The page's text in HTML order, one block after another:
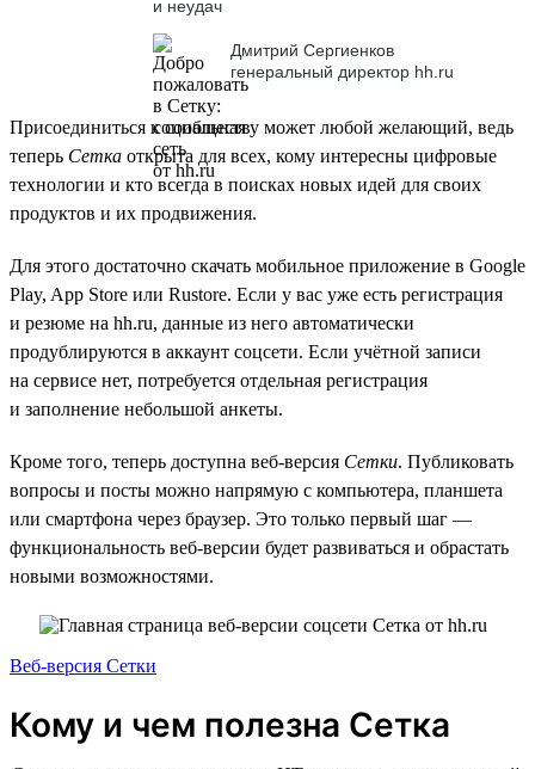
и неудач
Дмитрий Сергиенков
генеральный директор hh.ru
Присоединиться к сообществу может любой желающий, ведь
теперь Сетка открыта для всех, кому интересны цифровые
технологии и кто всегда в поисках новых идей для своих
продуктов и их продвижения.
Для этого достаточно скачать мобильное приложение в Google
Play, App Store или Rustore. Если у вас уже есть регистрация
и резюме на hh.ru, данные из него автоматически
продублируются в аккаунт соцсети. Если учётной записи
на сервисе нет, потребуется отдельная регистрация
и заполнение небольшой анкеты.
Кроме того, теперь доступна веб-версия Сетки. Публиковать
вопросы и посты можно напрямую с компьютера, планшета
или смартфона через браузер. Это только первый шаг —
функциональность веб-версии будет развиваться и обрастать
новыми возможностями.
Веб-версия Сетки
Кому и чем полезна Сетка